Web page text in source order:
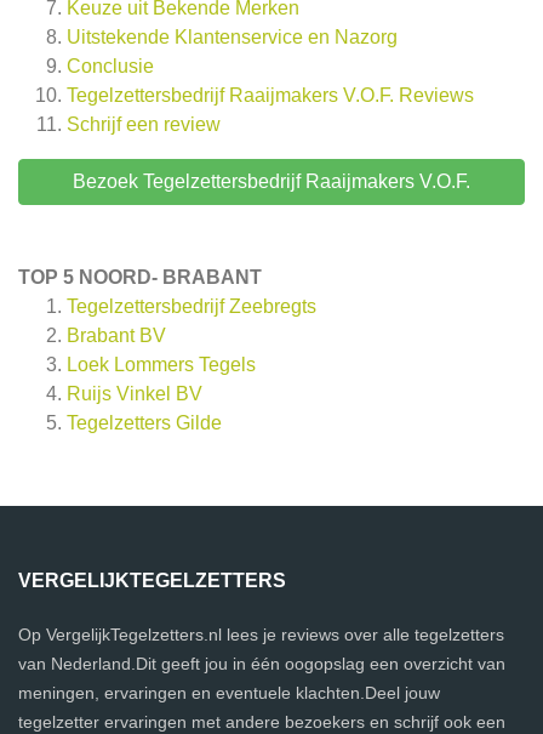
Keuze uit Bekende Merken
Uitstekende Klantenservice en Nazorg
Conclusie
Tegelzettersbedrijf Raaijmakers V.O.F. Reviews
Schrijf een review
Bezoek Tegelzettersbedrijf Raaijmakers V.O.F.
TOP 5 NOORD- BRABANT
Tegelzettersbedrijf Zeebregts
Brabant BV
Loek Lommers Tegels
Ruijs Vinkel BV
Tegelzetters Gilde
VERGELIJKTEGELZETTERS
Op VergelijkTegelzetters.nl lees je reviews over alle tegelzetters
van Nederland.Dit geeft jou in één oogopslag een overzicht van
meningen, ervaringen en eventuele klachten.Deel jouw
tegelzetter ervaringen met andere bezoekers en schrijf ook een